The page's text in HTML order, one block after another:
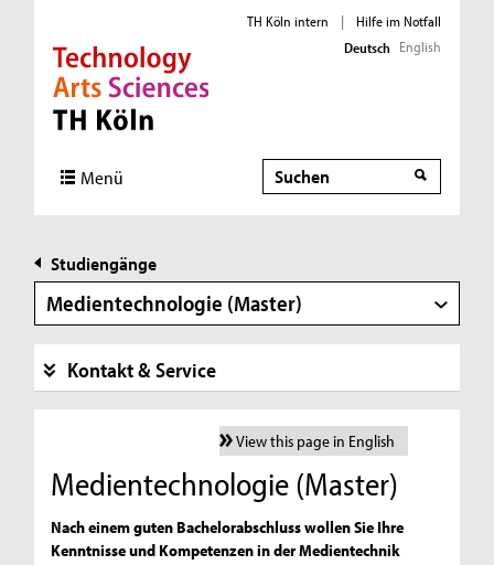
Direkt zur Hauptnavigation
Direkt zur Subnavigation
Direkt zum Inhalt
Direkt zum Fußbereich
TH Köln intern |
Hilfe im Notfall
Deutsch English
Menü Suche
Studiengänge
Medientechnologie (Master)
Kontakt & Service
View this page in English
Medientechnologie (Master)
Nach einem guten Bachelorabschluss wollen Sie Ihre
Kenntnisse und Kompetenzen in der Medientechnik